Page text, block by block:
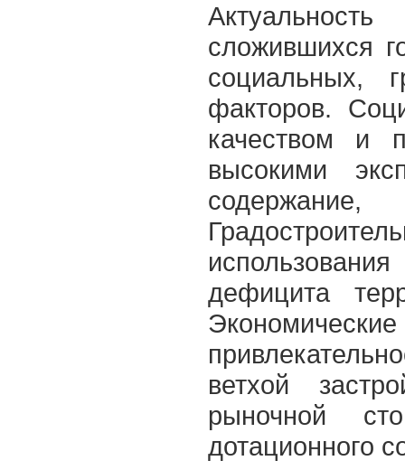
сложившихся
социальных,
факторов.
качеством и
высокими
дефицита
ветхой
рыночной
дотационного